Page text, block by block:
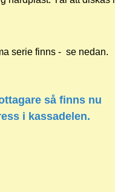
serie finns - se nedan.
så finns nu
i kassadelen.